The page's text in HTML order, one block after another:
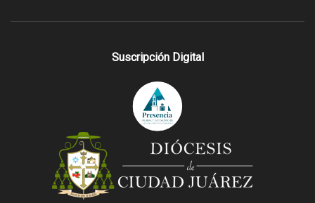
Suscripción Digital